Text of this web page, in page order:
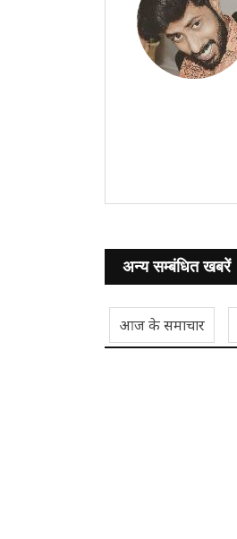
अन्य सम्बंधित खबरें
आज के समाचार